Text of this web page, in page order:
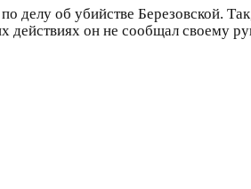
делу об убийстве Березовской.
он не сообщал своему